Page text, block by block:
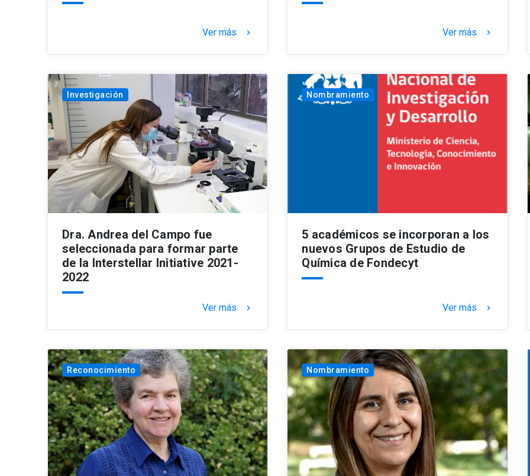
Ver más keyboard_arrow_right Ver más keyboard_arrow_right
Investigación
Dra. Andrea del Campo fue
seleccionada para formar parte
de la Interstellar Initiative 2021-
2022
Ver más keyboard_arrow_right
Nombramiento
5 académicos se incorporan a los
nuevos Grupos de Estudio de
Química de Fondecyt
Ver más keyboard_arrow_right
Reconocimiento Nombramiento